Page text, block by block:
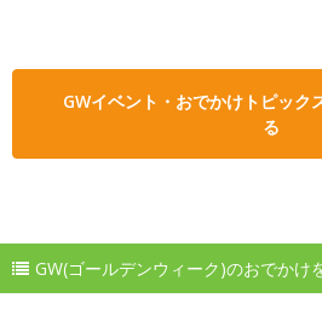
GWイベント・おでかけトピック
る
GW(ゴールデンウィーク)のおでかけ